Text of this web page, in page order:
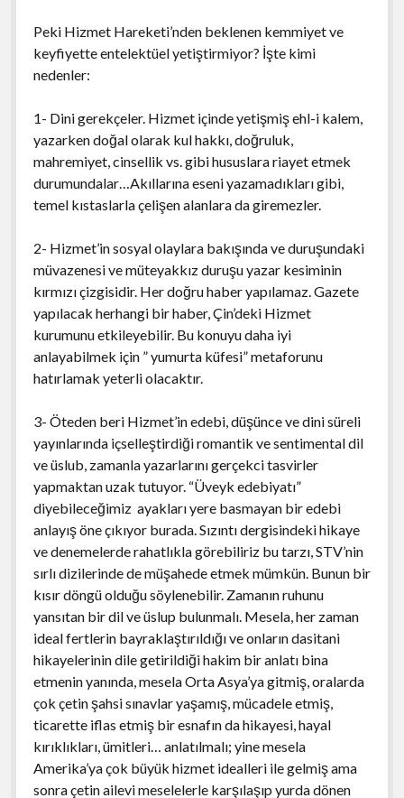
Peki Hizmet Hareketi’nden beklenen kemmiyet ve
keyfiyette entelektüel yetiştirmiyor? İşte kimi
nedenler:
1- Dini gerekçeler. Hizmet içinde yetişmiş ehl-i kalem,
yazarken doğal olarak kul hakkı, doğruluk,
mahremiyet, cinsellik vs. gibi hususlara riayet etmek
durumundalar…Akıllarına eseni yazamadıkları gibi,
temel kıstaslarla çelişen alanlara da giremezler.
2- Hizmet’in sosyal olaylara bakışında ve duruşundaki
müvazenesi ve müteyakkız duruşu yazar kesiminin
kırmızı çizgisidir. Her doğru haber yapılamaz. Gazete
yapılacak herhangi bir haber, Çin’deki Hizmet
kurumunu etkileyebilir. Bu konuyu daha iyi
anlayabilmek için ” yumurta küfesi” metaforunu
hatırlamak yeterli olacaktır.
3- Öteden beri Hizmet’in edebi, düşünce ve dini süreli
yayınlarında içselleştirdiği romantik ve sentimental dil
ve üslub, zamanla yazarlarını gerçekci tasvirler
yapmaktan uzak tutuyor. “Üveyk edebiyatı”
diyebileceğimiz ayakları yere basmayan bir edebi
anlayış öne çıkıyor burada. Sızıntı dergisindeki hikaye
ve denemelerde rahatlıkla görebiliriz bu tarzı, STV’nin
sırlı dizilerinde de müşahede etmek mümkün. Bunun bir
kısır döngü olduğu söylenebilir. Zamanın ruhunu
yansıtan bir dil ve üslup bulunmalı. Mesela, her zaman
ideal fertlerin bayraklaştırıldığı ve onların dasitani
hikayelerinin dile getirildiği hakim bir anlatı bina
etmenin yanında, mesela Orta Asya’ya gitmiş, oralarda
çok çetin şahsi sınavlar yaşamış, mücadele etmiş,
ticarette iflas etmiş bir esnafın da hikayesi, hayal
kırıklıkları, ümitleri… anlatılmalı; yine mesela
Amerika’ya çok büyük hizmet idealleri ile gelmiş ama
sonra çetin ailevi meselelerle karşılaşıp yurda dönen